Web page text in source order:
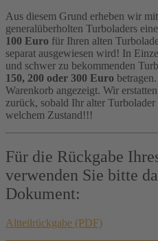
Aus diesem Grund erheben wir
generalüberholten Turboladers
100 Euro für Ihren alten
separat ausgewiesen wird! In
und schwer zu bekommenden
150, 200 oder 300 Euro
Warenkorb angezeigt. Wir
zurück, sobald Ihr alter
welchem Zustand!!!
Für die Rückgabe
verwenden Sie bitte
Dokument:
Altteilrückgabe (PDF)